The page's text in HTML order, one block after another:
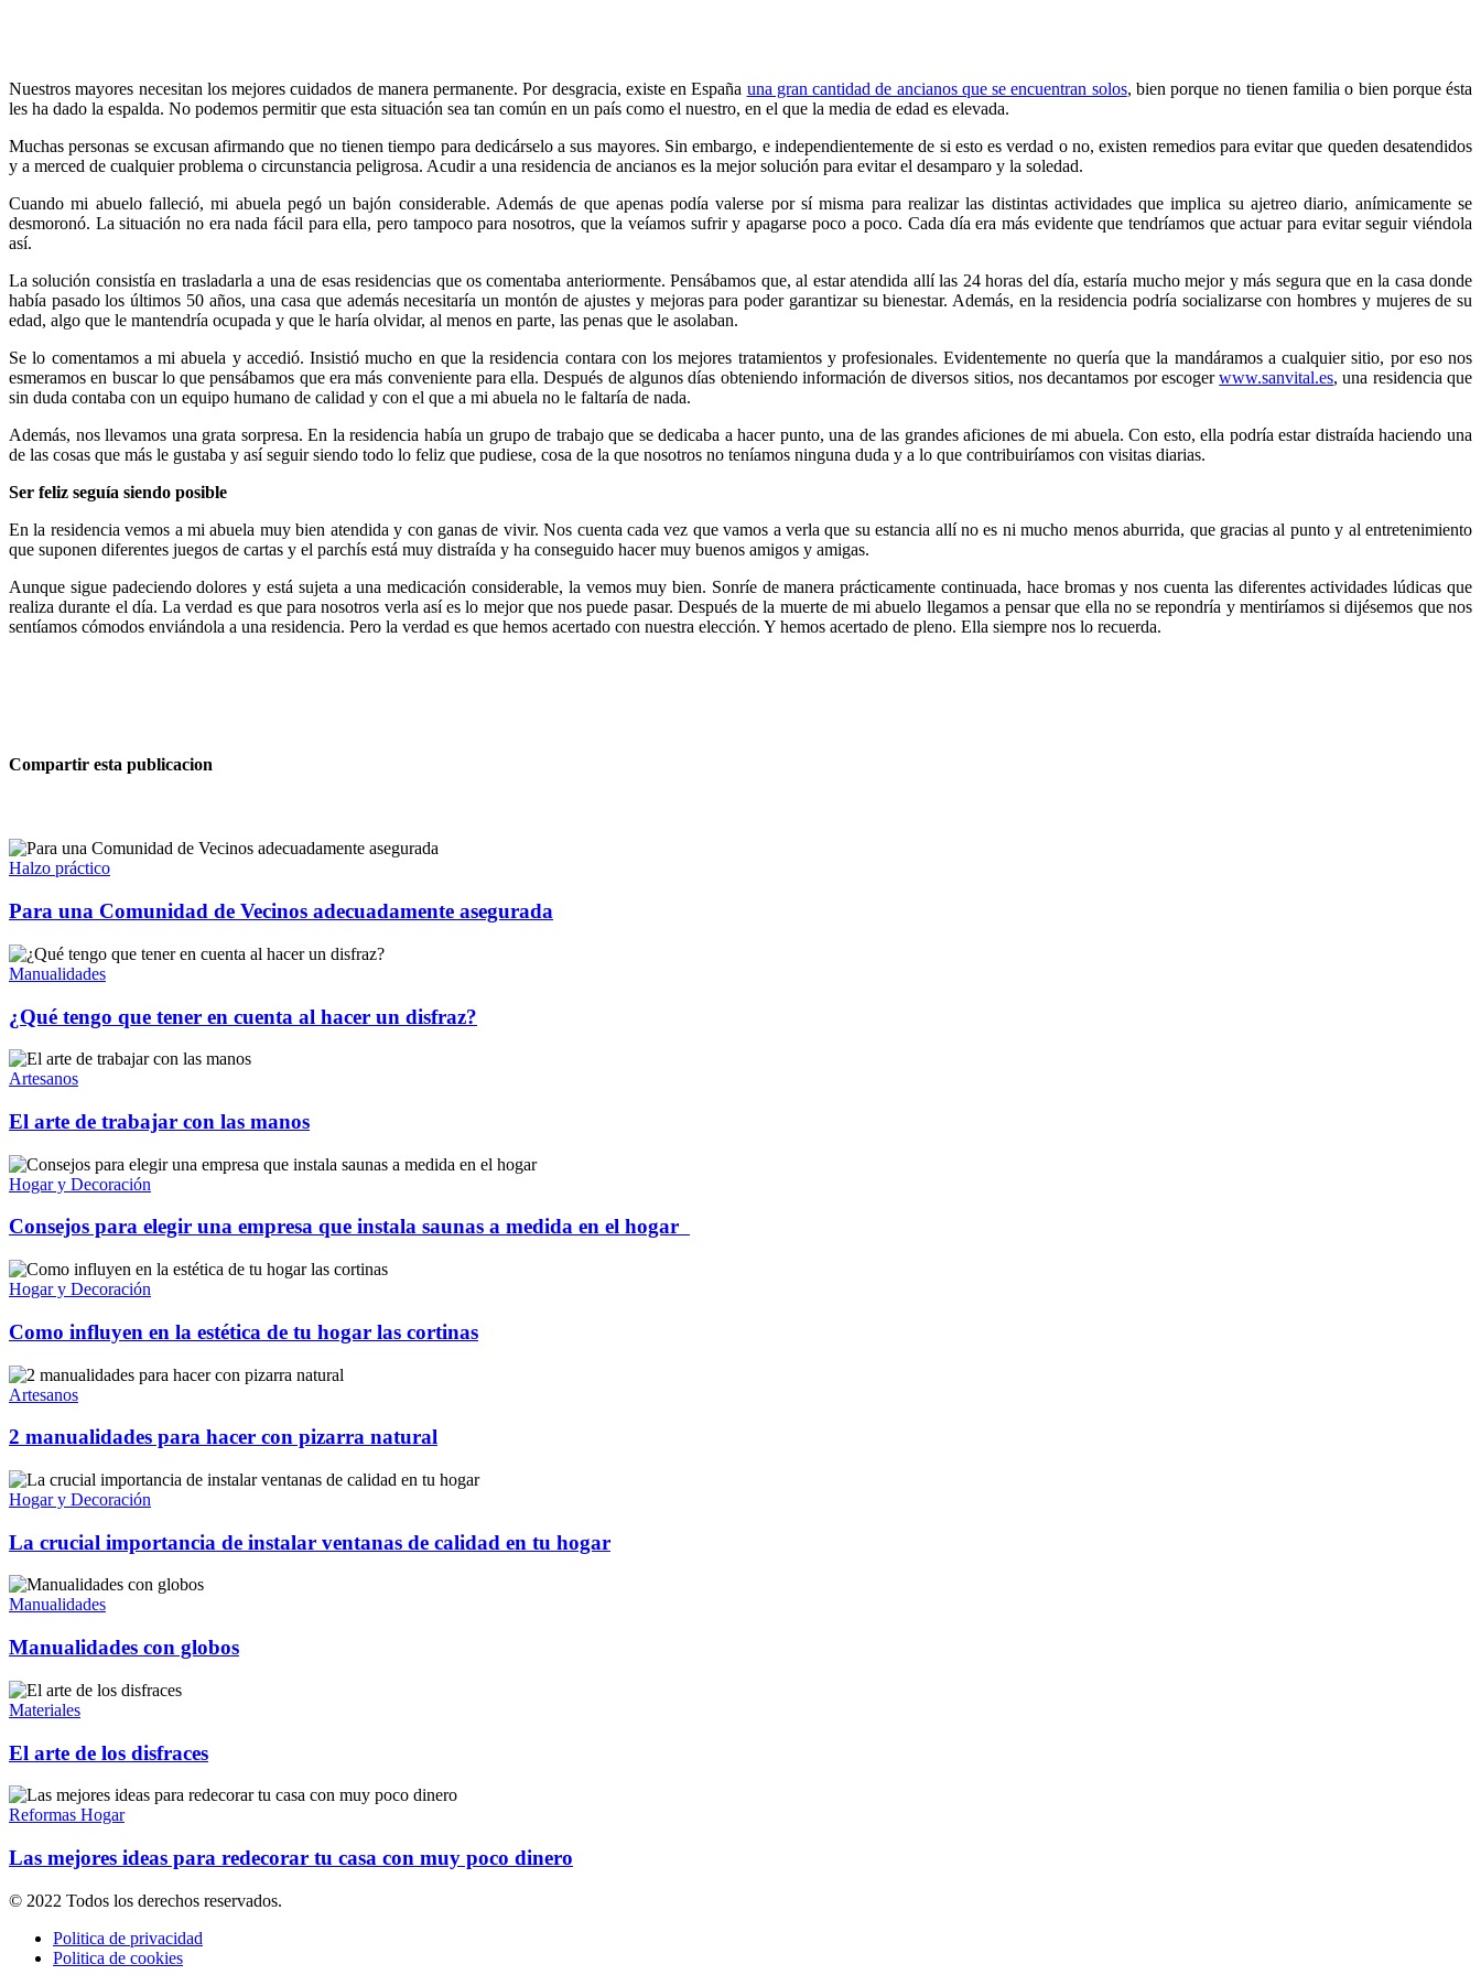
Nuestros mayores necesitan los mejores cuidados de manera permanente. Por desgracia, existe en España una gran cantidad de ancianos que se encuentran solos, bien porque no tienen familia o bien porque ésta
les ha dado la espalda. No podemos permitir que esta situación sea tan común en un país como el nuestro, en el que la media de edad es elevada.
Muchas personas se excusan afirmando que no tienen tiempo para dedicárselo a sus mayores. Sin embargo, e independientemente de si esto es verdad o no, existen remedios para evitar que queden desatendidos
y a merced de cualquier problema o circunstancia peligrosa. Acudir a una residencia de ancianos es la mejor solución para evitar el desamparo y la soledad.
Cuando mi abuelo falleció, mi abuela pegó un bajón considerable. Además de que apenas podía valerse por sí misma para realizar las distintas actividades que implica su ajetreo diario, anímicamente se
desmoronó. La situación no era nada fácil para ella, pero tampoco para nosotros, que la veíamos sufrir y apagarse poco a poco. Cada día era más evidente que tendríamos que actuar para evitar seguir viéndola
así.
La solución consistía en trasladarla a una de esas residencias que os comentaba anteriormente. Pensábamos que, al estar atendida allí las 24 horas del día, estaría mucho mejor y más segura que en la casa donde
había pasado los últimos 50 años, una casa que además necesitaría un montón de ajustes y mejoras para poder garantizar su bienestar. Además, en la residencia podría socializarse con hombres y mujeres de su
edad, algo que le mantendría ocupada y que le haría olvidar, al menos en parte, las penas que le asolaban.
Se lo comentamos a mi abuela y accedió. Insistió mucho en que la residencia contara con los mejores tratamientos y profesionales. Evidentemente no quería que la mandáramos a cualquier sitio, por eso nos
esmeramos en buscar lo que pensábamos que era más conveniente para ella. Después de algunos días obteniendo información de diversos sitios, nos decantamos por escogerwww.sanvital.es, una residencia que
sin duda contaba con un equipo humano de calidad y con el que a mi abuela no le faltaría de nada.
Además, nos llevamos una grata sorpresa. En la residencia había un grupo de trabajo que se dedicaba a hacer punto, una de las grandes aficiones de mi abuela. Con esto, ella podría estar distraída haciendo una
de las cosas que más le gustaba y así seguir siendo todo lo feliz que pudiese, cosa de la que nosotros no teníamos ninguna duda y a lo que contribuiríamos con visitas diarias.
Ser feliz seguía siendo posible
En la residencia vemos a mi abuela muy bien atendida y con ganas de vivir. Nos cuenta cada vez que vamos a verla que su estancia allí no es ni mucho menos aburrida, que gracias al punto y al entretenimiento
que suponen diferentes juegos de cartas y el parchís está muy distraída y ha conseguido hacer muy buenos amigos y amigas.
Aunque sigue padeciendo dolores y está sujeta a una medicación considerable, la vemos muy bien. Sonríe de manera prácticamente continuada, hace bromas y nos cuenta las diferentes actividades lúdicas que
realiza durante el día. La verdad es que para nosotros verla así es lo mejor que nos puede pasar. Después de la muerte de mi abuelo llegamos a pensar que ella no se repondría y mentiríamos si dijésemos que nos
sentíamos cómodos enviándola a una residencia. Pero la verdad es que hemos acertado con nuestra elección. Y hemos acertado de pleno. Ella siempre nos lo recuerda.
Compartir esta publicacion
Halzo práctico
Para una Comunidad de Vecinos adecuadamente asegurada
Manualidades
¿Qué tengo que tener en cuenta al hacer un disfraz?
Artesanos
El arte de trabajar con las manos
Hogar y Decoración
Consejos para elegir una empresa que instala saunas a medida en el hogar
Hogar y Decoración
Como influyen en la estética de tu hogar las cortinas
Artesanos
2 manualidades para hacer con pizarra natural
Hogar y Decoración
La crucial importancia de instalar ventanas de calidad en tu hogar
Manualidades
Manualidades con globos
Materiales
El arte de los disfraces
Reformas Hogar
Las mejores ideas para redecorar tu casa con muy poco dinero
© 2022 Todos los derechos reservados.
Politica de privacidad
Politica de cookies